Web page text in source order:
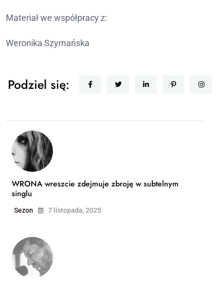
Materiał we współpracy z:
Weronika Szymańska
Podziel się:
WRONA wreszcie zdejmuje zbroję w subtelnym
singlu
Sezon 7 listopada, 2025